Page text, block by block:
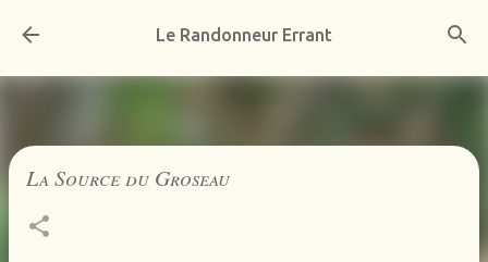
Accéder au contenu principal
Le Randonneur Errant
La Source du Groseau